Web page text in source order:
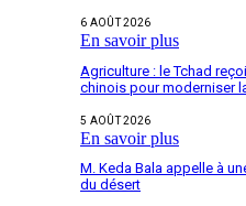
6 AOÛT 2026
En savoir plus
Agriculture : le Tchad
chinois pour moderniser
5 AOÛT 2026
En savoir plus
M. Keda Bala appelle à
du désert